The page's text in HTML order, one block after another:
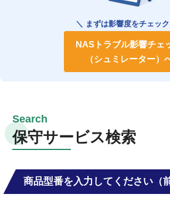
＼ まずは影響度をチェッ
NASトラブル影響チェ
（シュミレーター）
保守サービス検索
商品型番を入力してください（